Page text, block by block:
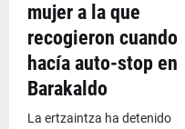
mujer a la que
recogieron cuando
hacía auto-stop en
Barakaldo
La ertzaintza ha detenido